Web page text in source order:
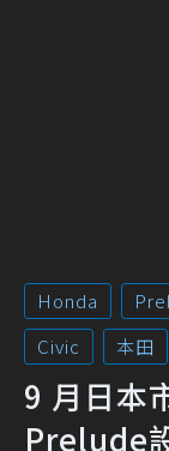
Honda
Civic
本田
9 月日本
Prelude